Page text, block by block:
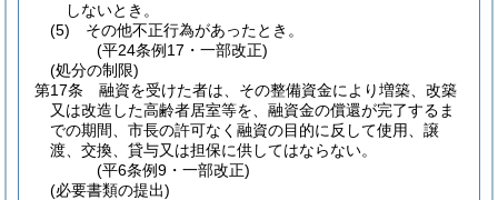
しないとき。
(5)
その他不正行為があったとき。
(平24条例17・一部改正)
(処分の制限)
第17条
融資を受けた者は、その整備資金により増築、改築
又は改造した高齢者居室等を、融資金の償還が完了するま
での期間、市長の許可なく融資の目的に反して使用、譲
渡、交換、貸与又は担保に供してはならない。
(平6条例9・一部改正)
(必要書類の提出)